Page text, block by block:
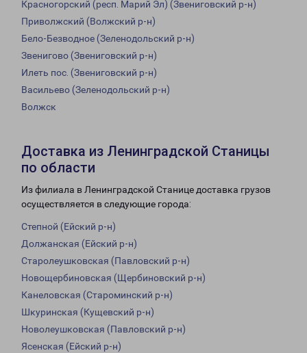
Красногорский (респ. Марий Эл) (Звениговский р-н)
Приволжский (Волжский р-н)
Бело-Безводное (Зеленодольский р-н)
Звенигово (Звениговский р-н)
Илеть пос. (Звениговский р-н)
Васильево (Зеленодольский р-н)
Волжск
Доставка из Ленинградской Станицы
по области
Из филиала в Ленинградской Станице доставка грузов
осуществляется в следующие города:
Степной (Ейский р-н)
Должанская (Ейский р-н)
Старолеушковская (Павловский р-н)
Новощербиновская (Щербиновский р-н)
Канеловская (Староминский р-н)
Шкуринская (Кущевский р-н)
Новолеушковская (Павловский р-н)
Ясенская (Ейский р-н)